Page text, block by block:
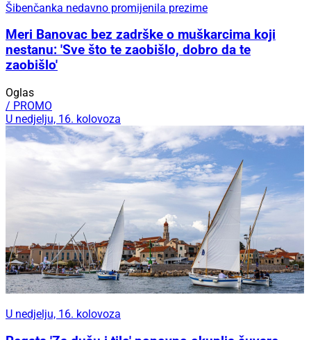
Šibenčanka nedavno promijenila prezime
Meri Banovac bez zadrške o muškarcima koji
nestanu: 'Sve što te zaobišlo, dobro da te
zaobišlo'
Oglas
/ PROMO
U nedjelju, 16. kolovoza
U nedjelju, 16. kolovoza